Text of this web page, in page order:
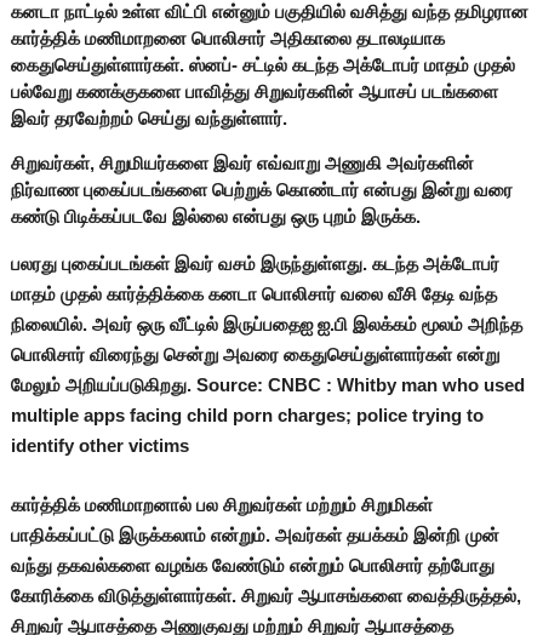
கனடா நாட்டில் உள்ள விட்பி என்னும் பகுதியில் வசித்து வந்த தமிழரான
கார்த்திக் மணிமாறனை பொலிசார் அதிகாலை தடாலடியாக
கைதுசெய்துள்ளார்கள். ஸ்னப்- சட்டில் கடந்த அக்டோபர் மாதம் முதல்
பல்வேறு கணக்குகளை பாவித்து சிறுவர்களின் ஆபாசப் படங்களை
இவர் தரவேற்றம் செய்து வந்துள்ளார்.
சிறுவர்கள், சிறுமியர்களை இவர் எவ்வாறு அணுகி அவர்களின்
நிர்வாண புகைப்படங்களை பெற்றுக் கொண்டார் என்பது இன்று வரை
கண்டு பிடிக்கப்படவே இல்லை என்பது ஒரு புறம் இருக்க.
பலரது புகைப்படங்கள் இவர் வசம் இருந்துள்ளது. கடந்த அக்டோபர்
மாதம் முதல் கார்த்திக்கை கனடா பொலிசார் வலை வீசி தேடி வந்த
நிலையில். அவர் ஒரு வீட்டில் இருப்பதைஐ ஐ.பி இலக்கம் மூலம் அறிந்த
பொலிசார் விரைந்து சென்று அவரை கைதுசெய்துள்ளார்கள் என்று
மேலும் அறியப்படுகிறது. Source: CNBC : Whitby man who used
multiple apps facing child porn charges; police trying to
identify other victims
கார்த்திக் மணிமாறனால் பல சிறுவர்கள் மற்றும் சிறுமிகள்
பாதிக்கப்பட்டு இருக்கலாம் என்றும். அவர்கள் தயக்கம் இன்றி முன்
வந்து தகவல்களை வழங்க வேண்டும் என்றும் பொலிசார் தற்போது
கோரிக்கை விடுத்துள்ளார்கள். சிறுவர் ஆபாசங்களை வைத்திருத்தல்,
சிறுவர் ஆபாசத்தை அணுகுவது மற்றும் சிறுவர் ஆபாசத்தை